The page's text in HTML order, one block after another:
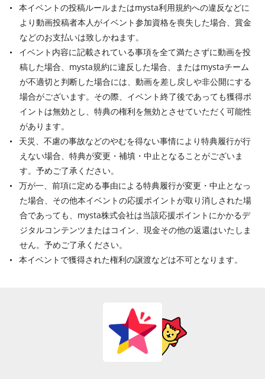
本イベントの投稿ルールまたはmysta利用規約への違反などに
より動画投稿者本人がイベント参加資格を喪失した場合、賞金
などのお支払いは致しかねます。
イベント内容に記載されている事項を全て満たさずに動画を投
稿した場合、mysta規約に違反した場合、またはmystaチーム
が不適切と判断した場合には、動画を差し戻しや非公開にする
場合がございます。その際、イベント終了後であっても獲得ポ
イントは無効とし、特典の権利を無効とさせていただく可能性
があります。
天災、不慮の事故などのやむを得ない事情により特典履行が行
えない場合、特典が変更・補填・中止となることがございま
す。予めご了承ください。
万が一、前項に定める事由による特典履行が変更・中止となっ
た場合、その他本イベントの応援ポイントが取り消しされた場
合であっても、mysta株式会社は当該応援ポイントにかかるデ
ジタルコンテンツまたはコイン、現金その他の返還はいたしま
せん。予めご了承ください。
本イベントで獲得された権利の譲渡などは不可となります。